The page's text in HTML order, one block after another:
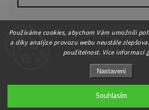
Používáme cookies, abychom Vám umožnili
a díky analýze provozu webu neustále
použitelnost. Více informací
Nastavení
Souhlasím
HOME-DEKOR.cz